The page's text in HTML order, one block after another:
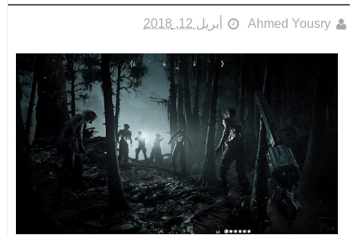
Ahmed Yousry أبريل 12, 2018